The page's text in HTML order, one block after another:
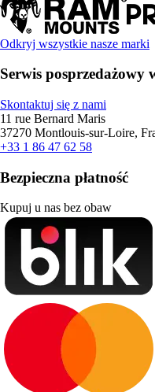
Odkryj wszystkie nasze marki
Serwis posprzedażowy
Skontaktuj się z nami
11 rue Bernard Maris
37270 Montlouis-sur-Loire,
+33 1 86 47 62 58
Bezpieczna płatność
Kupuj u nas bez obaw